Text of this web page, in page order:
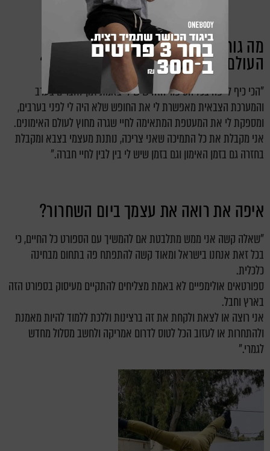
מה גורם לך להיות כל כך מרוצה משילוב
העולם הצבאי ועולם הספורט התחרותי?
"הכי כיף לי פה בכל הסיפור הזה שיש לי באמת זמן לחברים בערב
והמערכת הצבאית מאפשרת לי את החופש שלא היה לי לפני בערבים,
ומספקת לי את המעטפת המתאימה לחיי שגרה מחוץ לעולם האימונים.
אני מקבלת את כל התמיכה שאני צריכה, נותנת מעצמי בצבא ומקבלת
בחזרה גם בזמן האימון וגם בזמן שיש לי בין לבין לחיי חברה."
איפה את רואה את עצמך ביום השחרור?
"שאלה קשה אני ממש מתלבטת אם להמשיך עם הספורט כל החיים, כי
בכל זאת אנחנו בישראל ומאוד קשה להתפתח פה בתחום מבחינה
כלכלית.
ספורטאים אולימפיים לא באמת מצליחים להתקיים מעיסוק בספורט הזה
בארץ וחבל.
אני רוצה או לצאת ולקחת את זה ברצינות וללכת ללמוד להיות מאמנת
ולהתחרות או לעזוב הכל לטוס לדרום אמריקה ולחשב מסלול מחדש
לגמרי."